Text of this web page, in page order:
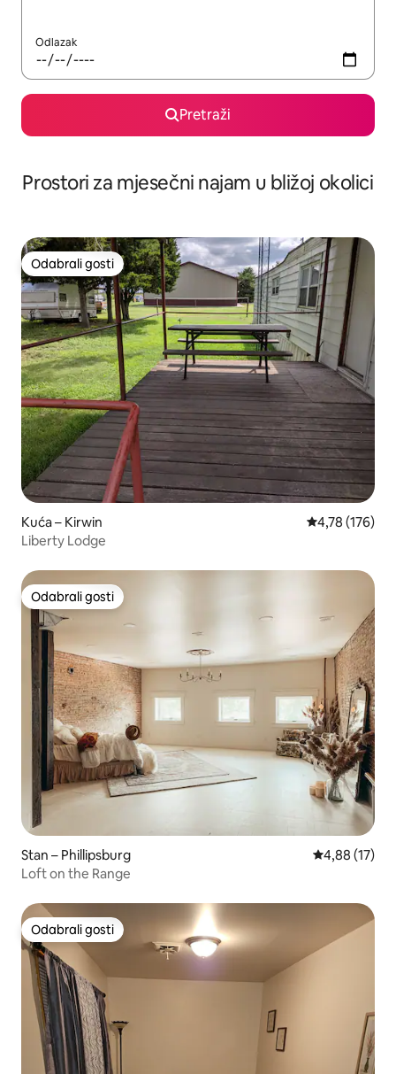
Odlazak
Pretraži
Prostori za mjesečni najam u bližoj okolici
Odabrali gosti
Odabrali gosti
Kuća – Kirwin Prosječna
4,78 (176)
Liberty Lodge
Odabrali gosti
Odabrali gosti
Stan – Phillipsburg Prosječna
4,88 (17)
Loft on the Range
Odabrali gosti
Odabrali gosti